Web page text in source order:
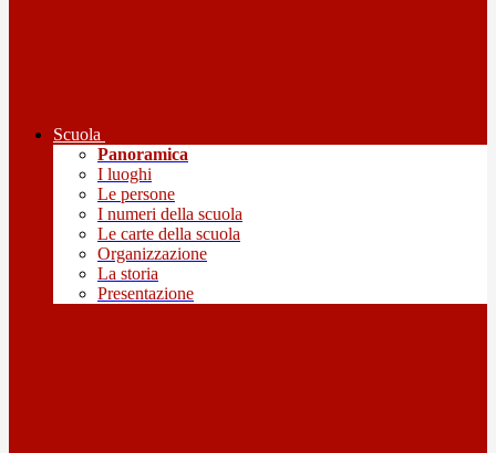
Scuola
Panoramica
I luoghi
Le persone
I numeri della scuola
Le carte della scuola
Organizzazione
La storia
Presentazione